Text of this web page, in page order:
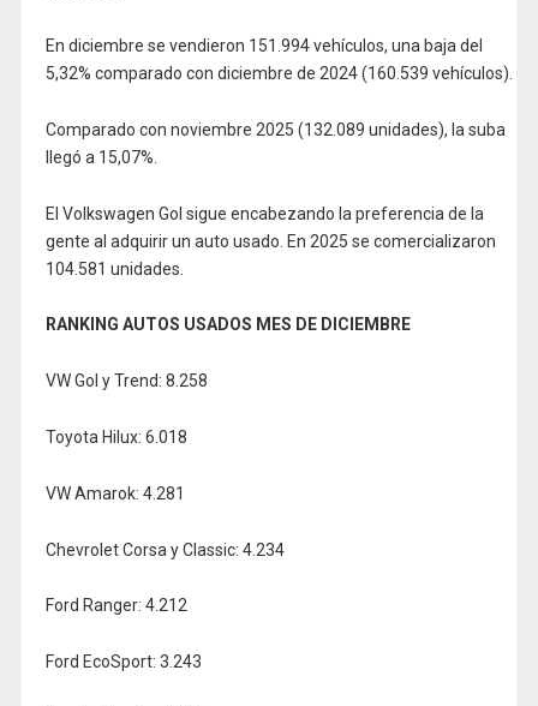
En diciembre se vendieron 151.994 vehículos, una baja del
5,32% comparado con diciembre de 2024 (160.539 vehículos).
Comparado con noviembre 2025 (132.089 unidades), la suba
llegó a 15,07%.
El Volkswagen Gol sigue encabezando la preferencia de la
gente al adquirir un auto usado. En 2025 se comercializaron
104.581 unidades.
RANKING AUTOS USADOS MES DE DICIEMBRE
VW Gol y Trend: 8.258
Toyota Hilux: 6.018
VW Amarok: 4.281
Chevrolet Corsa y Classic: 4.234
Ford Ranger: 4.212
Ford EcoSport: 3.243